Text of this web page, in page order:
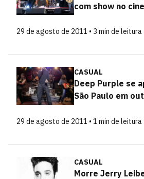
com show no
29 de agosto de 2011 • 3 min de leitura
CASUAL
Deep Purple se
São Paulo em
29 de agosto de 2011 • 1 min de leitura
CASUAL
Morre Jerry